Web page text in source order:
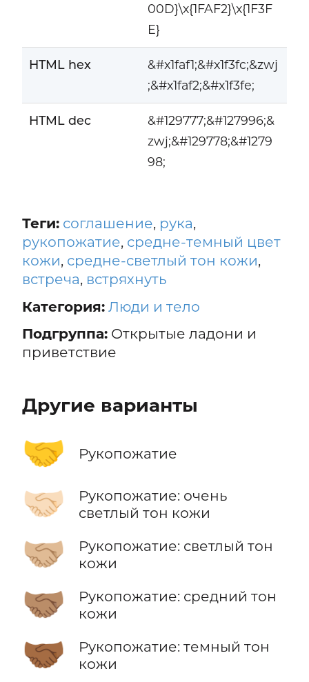
00D}\x{1FAF2}\x{1F3F
E}
HTML hex
&#x1faf1;&#x1f3fc;&zwj
;&#x1faf2;&#x1f3fe;
HTML dec
&#129777;&#127996;&
zwj;&#129778;&#1279
98;
Теги: соглашение, рука,
рукопожатие, средне-темный цвет
кожи, средне-светлый тон кожи,
встреча, встряхнуть
Категория: Люди и тело
Подгруппа:Открытые ладони и
приветствие
Другие варианты
🤝 Рукопожатие
🤝🏻
Рукопожатие: очень
светлый тон кожи
🤝🏼
Рукопожатие: светлый тон
кожи
🤝🏽
Рукопожатие: средний тон
кожи
🤝🏾
Рукопожатие: темный тон
кожи